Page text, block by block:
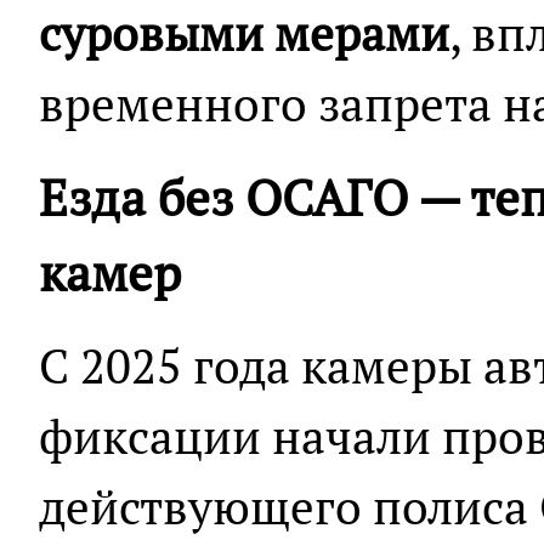
суровыми мерами,
временного запрета
Езда без ОСАГО —
камер
С 2025 года камеры
фиксации начали
действующего